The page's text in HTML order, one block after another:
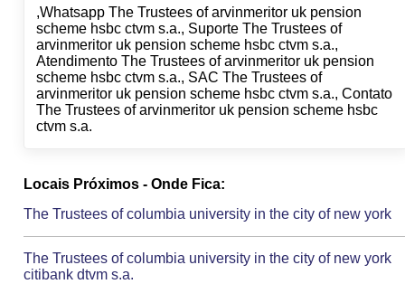
,Whatsapp The Trustees of arvinmeritor uk pension
scheme hsbc ctvm s.a., Suporte The Trustees of
arvinmeritor uk pension scheme hsbc ctvm s.a.,
Atendimento The Trustees of arvinmeritor uk pension
scheme hsbc ctvm s.a., SAC The Trustees of
arvinmeritor uk pension scheme hsbc ctvm s.a., Contato
The Trustees of arvinmeritor uk pension scheme hsbc
ctvm s.a.
Locais Próximos - Onde Fica:
The Trustees of columbia university in the city of new york
The Trustees of columbia university in the city of new york
citibank dtvm s.a.